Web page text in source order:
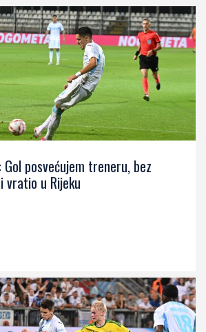
Gol posvećujem treneru, bez
vratio u Rijeku